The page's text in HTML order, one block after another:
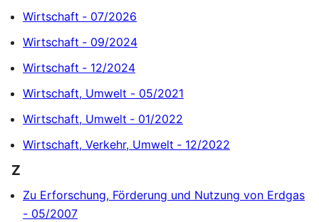
Wirtschaft ‐ 07/2026
Wirtschaft ‐ 09/2024
Wirtschaft ‐ 12/2024
Wirtschaft, Umwelt - 05/2021
Wirtschaft, Umwelt ‐ 01/2022
Wirtschaft, Verkehr, Umwelt ‐ 12/2022
Z
Zu Erforschung, Förderung und Nutzung von Erdgas
- 05/2007